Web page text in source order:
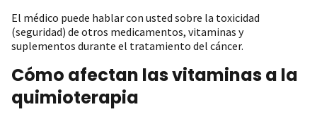
El médico puede hablar con usted sobre la toxicidad
(seguridad) de otros medicamentos, vitaminas y
suplementos durante el tratamiento del cáncer.
Cómo afectan las vitaminas a la
quimioterapia